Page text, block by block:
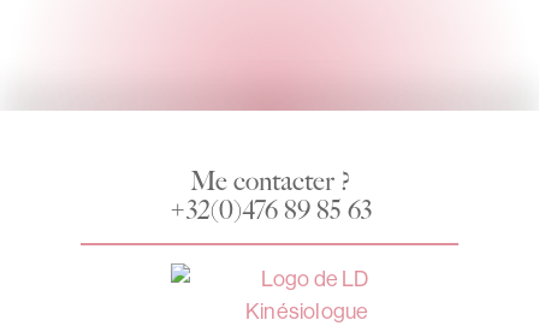
Me contacter ?
+32(0)476 89 85 63